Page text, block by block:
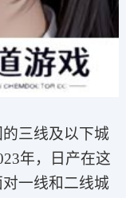
三线及以下城
年，日产在这
一线和二线城